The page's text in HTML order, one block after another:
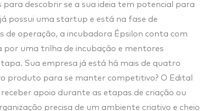
descobrir se a sua ideia tem potencial para
possui uma startup e está na fase de
de operação, a incubadora Épsilon conta com
uma trilha de incubação e mentores
Sua empresa já está há mais de quatro
produto para se manter competitivo? O Edital
apoio durante as etapas de criação ou
precisa de um ambiente criativo e cheio